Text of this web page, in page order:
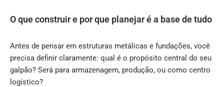
O que construir e por que planejar é a base de tudo
Antes de pensar em estruturas metálicas e fundações, você
precisa definir claramente: qual é o propósito central do seu
galpão? Será para armazenagem, produção, ou como centro
logístico?